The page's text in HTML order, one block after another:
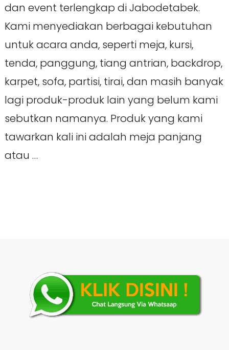
dan event terlengkap di Jabodetabek.
Kami menyediakan berbagai kebutuhan
untuk acara anda, seperti meja, kursi,
tenda, panggung, tiang antrian, backdrop,
karpet, sofa, partisi, tirai, dan masih banyak
lagi produk-produk lain yang belum kami
sebutkan namanya. Produk yang kami
tawarkan kali ini adalah meja panjang
atau …